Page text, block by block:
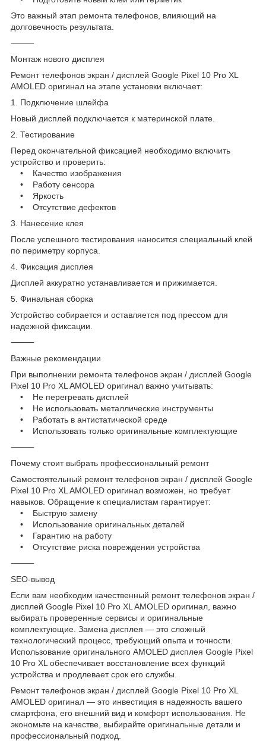
Это важный этап ремонта телефонов, влияющий на
долговечность результата.
⸻
Монтаж нового дисплея
Ремонт телефонов экран / дисплей Google Pixel 10 Pro XL
AMOLED оригинал на этапе установки включает:
1. Подключение шлейфа
Новый дисплей подключается к материнской плате.
2. Тестирование
Перед окончательной фиксацией необходимо включить
устройство и проверить:
• Качество изображения
• Работу сенсора
• Яркость
• Отсутствие дефектов
3. Нанесение клея
После успешного тестирования наносится специальный клей
по периметру корпуса.
4. Фиксация дисплея
Дисплей аккуратно устанавливается и прижимается.
5. Финальная сборка
Устройство собирается и оставляется под прессом для
надежной фиксации.
⸻
Важные рекомендации
При выполнении ремонта телефонов экран / дисплей Google
Pixel 10 Pro XL AMOLED оригинал важно учитывать:
• Не перегревать дисплей
• Не использовать металлические инструменты
• Работать в антистатической среде
• Использовать только оригинальные комплектующие
⸻
Почему стоит выбрать профессиональный ремонт
Самостоятельный ремонт телефонов экран / дисплей Google
Pixel 10 Pro XL AMOLED оригинал возможен, но требует
навыков. Обращение к специалистам гарантирует:
• Быструю замену
• Использование оригинальных деталей
• Гарантию на работу
• Отсутствие риска повреждения устройства
⸻
SEO-вывод
Если вам необходим качественный ремонт телефонов экран /
дисплей Google Pixel 10 Pro XL AMOLED оригинал, важно
выбирать проверенные сервисы и оригинальные
комплектующие. Замена дисплея — это сложный
технологический процесс, требующий опыта и точности.
Использование оригинального AMOLED дисплея Google Pixel
10 Pro XL обеспечивает восстановление всех функций
устройства и продлевает срок его службы.
Ремонт телефонов экран / дисплей Google Pixel 10 Pro XL
AMOLED оригинал — это инвестиция в надежность вашего
смартфона, его внешний вид и комфорт использования. Не
экономьте на качестве, выбирайте оригинальные детали и
профессиональный подход.